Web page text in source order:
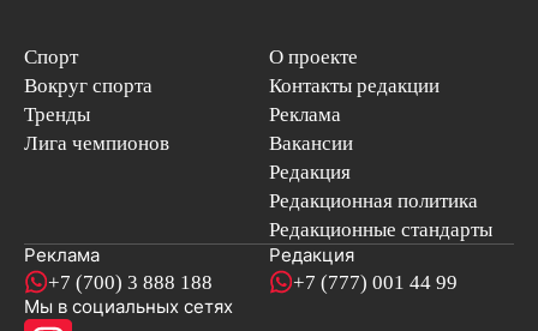
Спорт
Вокруг спорта
Тренды
Лига чемпионов
О проекте
Контакты редакции
Реклама
Вакансии
Редакция
Редакционная политика
Редакционные стандарты
Реклама
+7 (700) 3 888 188
Редакция
+7 (777) 001 44 99
Мы в социальных сетях